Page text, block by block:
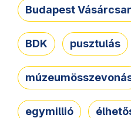
Budapest
BDK pusztulás
egymillió